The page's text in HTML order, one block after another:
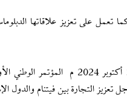
تعمل على تعزيز علاقاتها
وفي هذا السياق استضافت العاصمة الفيتنامية هانوي
تعزيز التجارة بين فيتنام والدول